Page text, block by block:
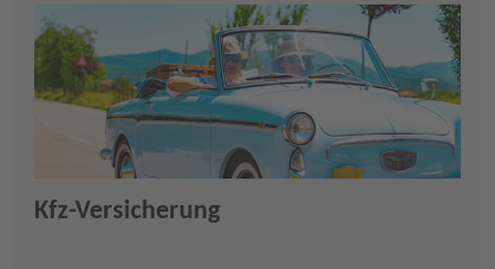
Kfz-Versicherung